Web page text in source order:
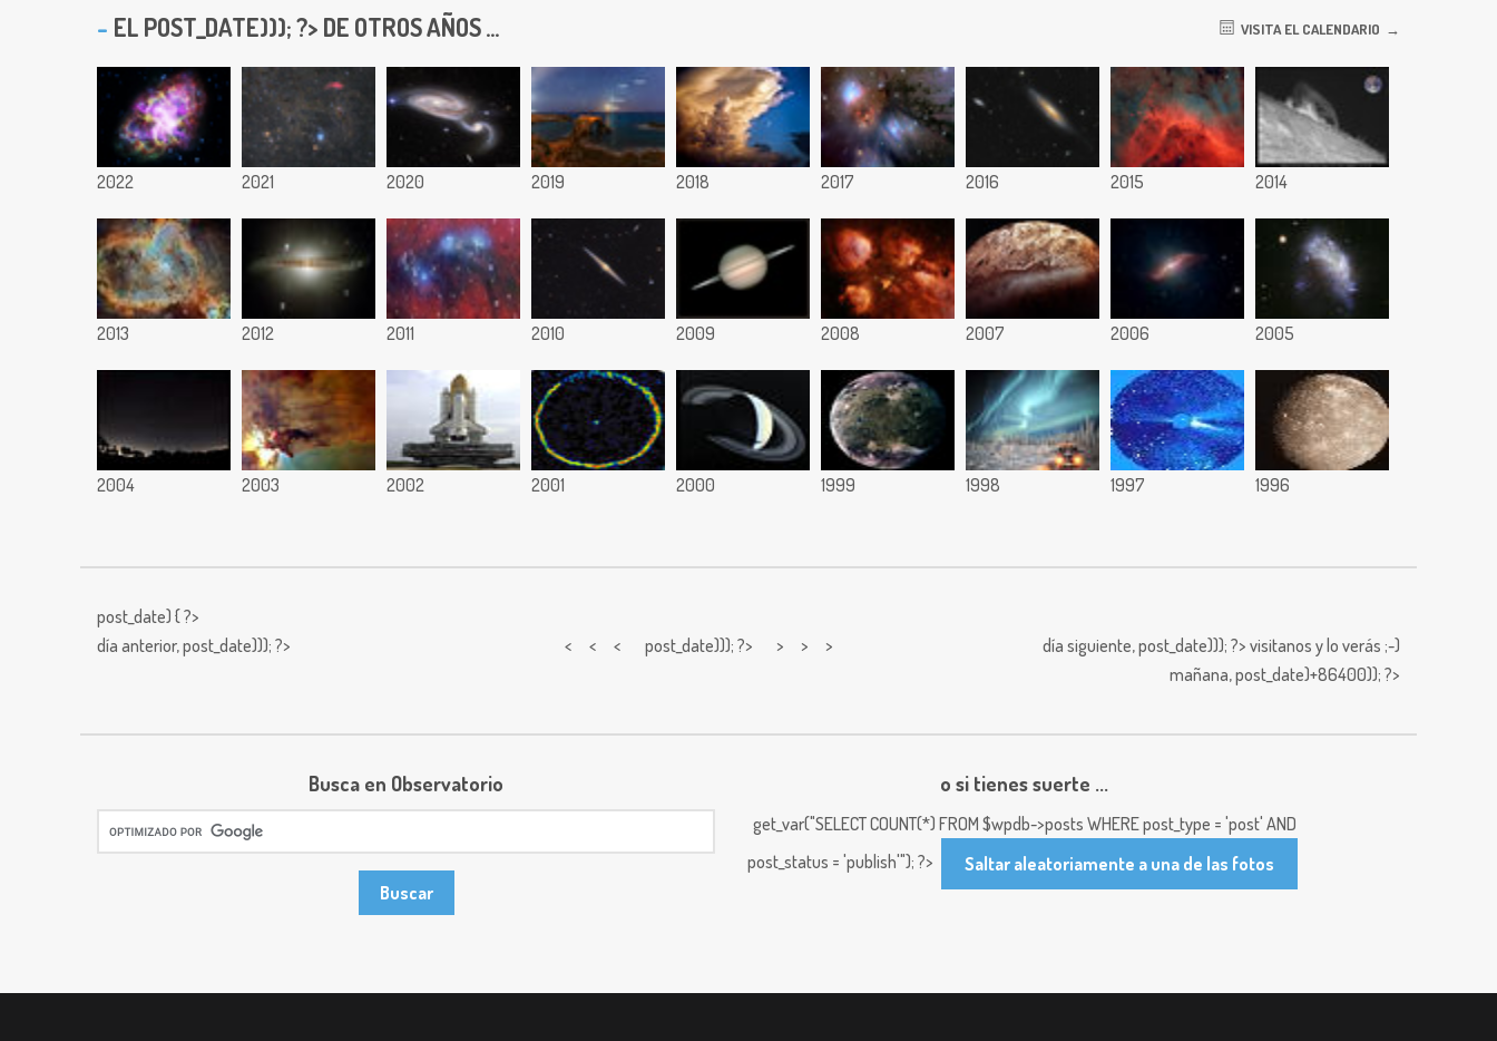
EL POST_DATE))); ?> DE OTROS AÑOS ... VISITA EL CALENDARIO
2022 2021 2020 2019 2018 2017 2016 2015 2014
2013 2012 2011 2010 2009 2008 2007 2006 2005
2004 2003 2002 2001 2000 1999 1998 1997 1996
post_date) { ?>
día anterior,post_date))); ?> < < < post_date))); ?> > > > día siguiente,post_date))); ?> visitanos y lo verás ;-)
mañana,post_date)+86400)); ?>
Busca en Observatorio o si tienes suerte ...
get_var("SELECT COUNT(*) FROM $wpdb->posts WHERE post_type = 'post' AND
post_status = 'publish'"); ?>
Saltar aleatoriamente a una de las fotos